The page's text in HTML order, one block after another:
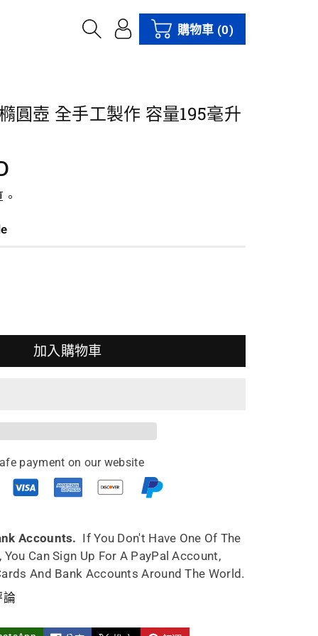
購物車 (0)
圓壺 全手工製作 容量195毫升
加入購物車
payment on our website
Accounts. If You Don't Have One Of The
Can Sign Up For A PayPal Account,
And Bank Accounts Around The World.
論